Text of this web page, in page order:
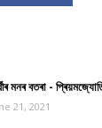
মনৰ বতৰা -
21, 2021